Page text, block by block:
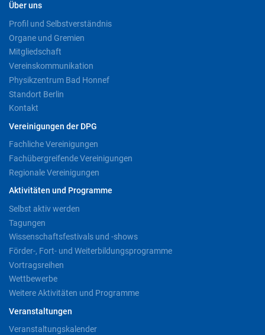
Über uns
Profil und Selbstverständnis
Organe und Gremien
Mitgliedschaft
Vereinskommunikation
Physikzentrum Bad Honnef
Standort Berlin
Kontakt
Vereinigungen der DPG
Fachliche Vereinigungen
Fachübergreifende Vereinigungen
Regionale Vereinigungen
Aktivitäten und Programme
Selbst aktiv werden
Tagungen
Wissenschaftsfestivals und -shows
Förder-, Fort- und Weiterbildungsprogramme
Vortragsreihen
Wettbewerbe
Weitere Aktivitäten und Programme
Veranstaltungen
Veranstaltungskalender